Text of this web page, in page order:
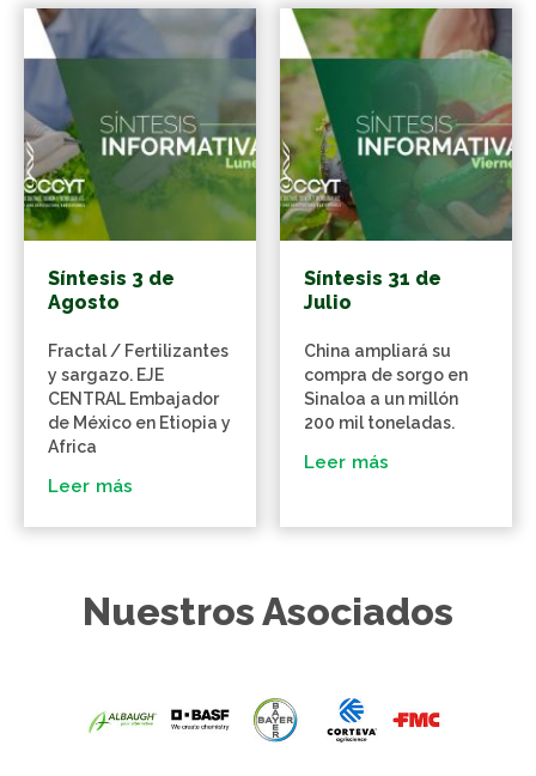
Síntesis 3 de
Agosto
Fractal / Fertilizantes
y sargazo. EJE
CENTRAL Embajador
de México en Etiopia y
Africa
Leer más
Síntesis 31 de
Julio
China ampliará su
compra de sorgo en
Sinaloa a un millón
200 mil toneladas.
Leer más
Nuestros Asociados